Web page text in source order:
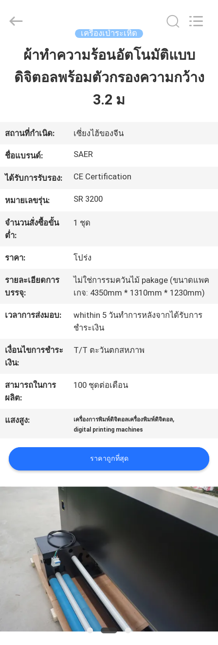
บ้าน
วิดีโอ
ติดต่อ
เรา
ข่าว
ทุก
กรณี
COMPANY
NEWS
แผนผัง
เว็บไซต์
นโยบาย
Shanghai
Color
เครื่องเป่าระเหิด
ผ้าทำความร้อนอัตโนมัติแบบ
ดิจิตอลพร้อมตัวกรองความกว้าง
3.2 ม
สถานที่กำเนิด: เซี่ยงไฮ้ของจีน
ชื่อแบรนด์: SAER
ได้รับการรับรอง: CE Certification
หมายเลขรุ่น: SR 3200
จำนวนสั่งซื้อขั้น
ต่ำ:
1 ชุด
ราคา: โปร่ง
รายละเอียดการ
บรรจุ:
ไม่ใช่การรมควันไม้ pakage (ขนาดแพค
เกจ: 4350mm * 1310mm * 1230mm)
เวลาการส่งมอบ:
whithin 5 วันทำการหลังจากได้รับการ
ชำระเงิน
เงื่อนไขการชำระ
เงิน:
T/T ตะวันตกสหภาพ
สามารถในการ
ผลิต:
100 ชุดต่อเดือน
แสงสูง: เครื่องการพิมพ์ดิจิตอลเครื่องพิมพ์ดิจิตอล,
digital printing machines
ราคาถูกที่สุด